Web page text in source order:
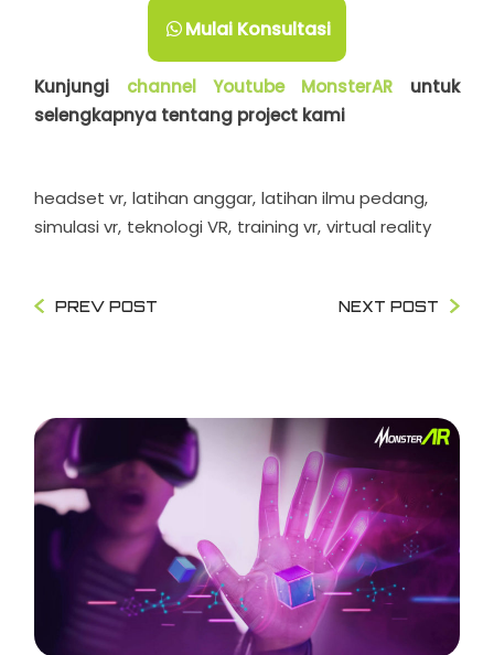
Mulai Konsultasi
Kunjungi channel Youtube MonsterAR untuk
selengkapnya tentang project kami
headset vr latihan anggar latihan ilmu pedang
simulasi vr teknologi VR training vr virtual reality
PREV POST NEXT POST